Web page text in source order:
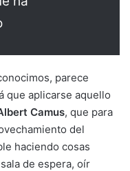
parece
que aplicarse aquello
Camus, que para
del
haciendo cosas
de espera, oír